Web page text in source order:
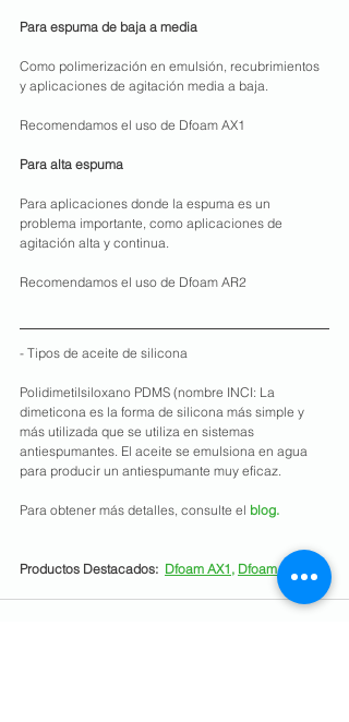
Para espuma de baja a media
Como polimerización en emulsión, recubrimientos
y aplicaciones de agitación media a baja.
Recomendamos el uso de Dfoam AX1
Para alta espuma
Para aplicaciones donde la espuma es un
problema importante, como aplicaciones de
agitación alta y continua.
Recomendamos el uso de Dfoam AR2
- Tipos de aceite de silicona
Polidimetilsiloxano PDMS (nombre INCI: La
dimeticona es la forma de silicona más simple y
más utilizada que se utiliza en sistemas
antiespumantes. El aceite se emulsiona en agua
para producir un antiespumante muy eficaz.
Para obtener más detalles, consulte el blog.
Productos Destacados: Dfoam AX1 , Dfoam AR2